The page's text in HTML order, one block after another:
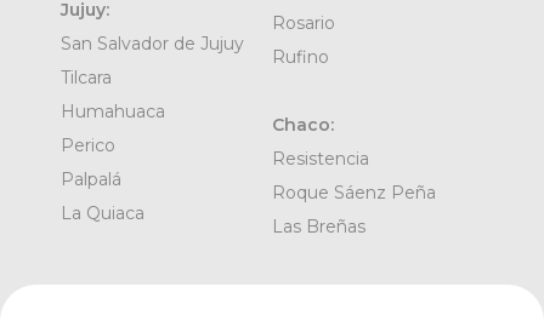
Jujuy:
San Salvador de Jujuy
Tilcara
Humahuaca
Perico
Palpalá
La Quiaca
Rosario
Rufino
Chaco:
Resistencia
Roque Sáenz Peña
Las Breñas